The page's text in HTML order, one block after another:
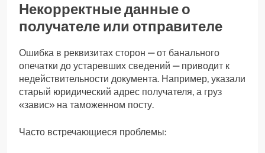
Некорректные данные о
получателе или отправителе
Ошибка в реквизитах сторон — от банального
опечатки до устаревших сведений — приводит к
недействительности документа. Например, указали
старый юридический адрес получателя, а груз
«завис» на таможенном посту.
Часто встречающиеся проблемы: